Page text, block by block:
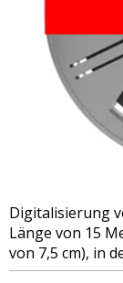
Digitalisierung
Länge von 15
von 7,5 cm), in